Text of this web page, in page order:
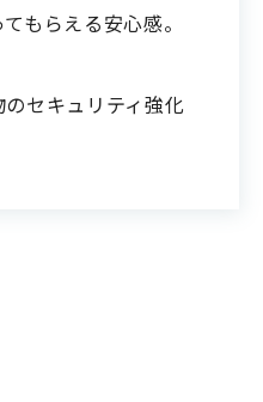
もらえる安心感。
セキュリティ強化